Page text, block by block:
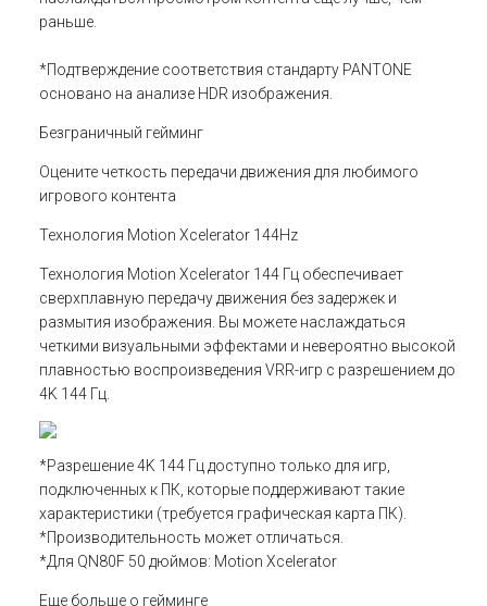
раньше.
*Подтверждение соответствия стандарту PANTONE
основано на анализе HDR изображения.
Безграничный гейминг
Оцените четкость передачи движения для любимого
игрового контента
Технология Motion Xcelerator 144Hz
Технология Motion Xcelerator 144 Гц обеспечивает
сверхплавную передачу движения без задержек и
размытия изображения. Вы можете наслаждаться
четкими визуальными эффектами и невероятно высокой
плавностью воспроизведения VRR-игр с разрешением до
4K 144 Гц.
*Разрешение 4K 144 Гц доступно только для игр,
подключенных к ПК, которые поддерживают такие
характеристики (требуется графическая карта ПК).
*Производительность может отличаться.
*Для QN80F 50 дюймов: Motion Xcelerator
Еще больше о гейминге